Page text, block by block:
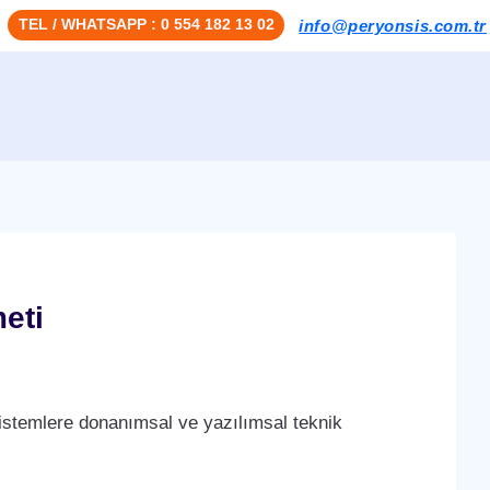
TEL / WHATSAPP : 0 554 182 13 02 info@peryonsis.com.tr
donanımsal ve yazılımsal teknik